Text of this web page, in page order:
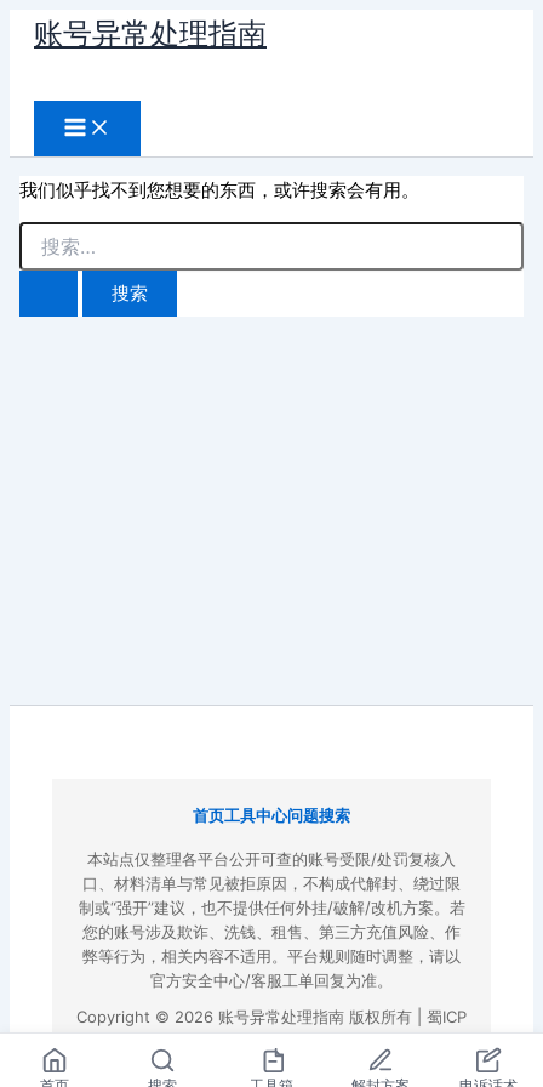
账号异常处理指南
索
我们似乎找不到您想要的东西，或许搜索会有用。
搜
索：
首页工具中心问题搜索
本站点仅整理各平台公开可查的账号受限/处罚复核入
口、材料清单与常见被拒原因，不构成代解封、绕过限
制或“强开”建议，也不提供任何外挂/破解/改机方案。若
您的账号涉及欺诈、洗钱、租售、第三方充值风险、作
弊等行为，相关内容不适用。平台规则随时调整，请以
官方安全中心/客服工单回复为准。
Copyright © 2026 账号异常处理指南 版权所有 | 蜀ICP